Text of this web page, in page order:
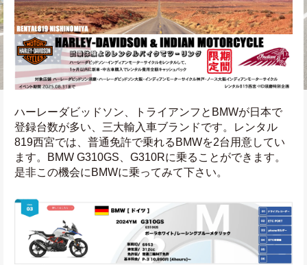
ハーレーダビッドソン、トライアンフとBMWが日本で
登録台数が多い、三大輸入車ブランドです。レンタル
819西宮では、普通免許で乗れるBMWを2台用意してい
ます。BMW G310GS、G310Rに乗ることができます。
是非この機会にBMWに乗ってみて下さい。